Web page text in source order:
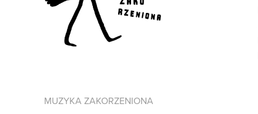
MUZYKA ZAKORZENIONA